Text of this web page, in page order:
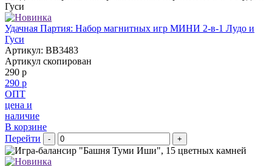
Удачная Партия: Набор магнитных игр МИНИ 2-в-1 Лудо и
Гуси
Артикул: BB3483
Артикул скопирован
290 р
290 р
ОПТ
цена и
наличие
В корзине
Перейти
- +